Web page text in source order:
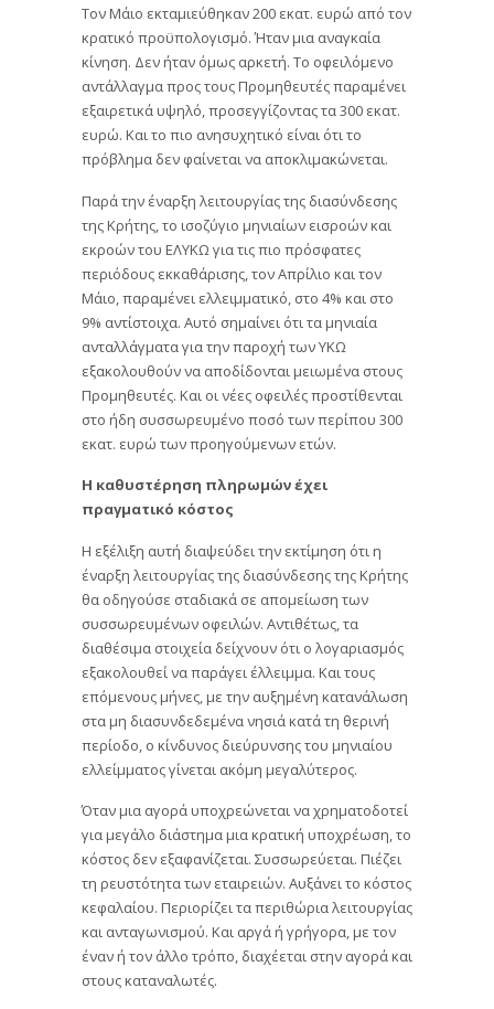
Τον Μάιο εκταμιεύθηκαν 200 εκατ. ευρώ από τον
κρατικό προϋπολογισμό. Ήταν μια αναγκαία
κίνηση. Δεν ήταν όμως αρκετή. Το οφειλόμενο
αντάλλαγμα προς τους Προμηθευτές παραμένει
εξαιρετικά υψηλό, προσεγγίζοντας τα 300 εκατ.
ευρώ. Και το πιο ανησυχητικό είναι ότι το
πρόβλημα δεν φαίνεται να αποκλιμακώνεται.
Παρά την έναρξη λειτουργίας της διασύνδεσης
της Κρήτης, το ισοζύγιο μηνιαίων εισροών και
εκροών του ΕΛΥΚΩ για τις πιο πρόσφατες
περιόδους εκκαθάρισης, τον Απρίλιο και τον
Μάιο, παραμένει ελλειμματικό, στο 4% και στο
9% αντίστοιχα. Αυτό σημαίνει ότι τα μηνιαία
ανταλλάγματα για την παροχή των ΥΚΩ
εξακολουθούν να αποδίδονται μειωμένα στους
Προμηθευτές. Και οι νέες οφειλές προστίθενται
στο ήδη συσσωρευμένο ποσό των περίπου 300
εκατ. ευρώ των προηγούμενων ετών.
Η καθυστέρηση πληρωμών έχει
πραγματικό κόστος
Η εξέλιξη αυτή διαψεύδει την εκτίμηση ότι η
έναρξη λειτουργίας της διασύνδεσης της Κρήτης
θα οδηγούσε σταδιακά σε απομείωση των
συσσωρευμένων οφειλών. Αντιθέτως, τα
διαθέσιμα στοιχεία δείχνουν ότι ο λογαριασμός
εξακολουθεί να παράγει έλλειμμα. Και τους
επόμενους μήνες, με την αυξημένη κατανάλωση
στα μη διασυνδεδεμένα νησιά κατά τη θερινή
περίοδο, ο κίνδυνος διεύρυνσης του μηνιαίου
ελλείμματος γίνεται ακόμη μεγαλύτερος.
Όταν μια αγορά υποχρεώνεται να χρηματοδοτεί
για μεγάλο διάστημα μια κρατική υποχρέωση, το
κόστος δεν εξαφανίζεται. Συσσωρεύεται. Πιέζει
τη ρευστότητα των εταιρειών. Αυξάνει το κόστος
κεφαλαίου. Περιορίζει τα περιθώρια λειτουργίας
και ανταγωνισμού. Και αργά ή γρήγορα, με τον
έναν ή τον άλλο τρόπο, διαχέεται στην αγορά και
στους καταναλωτές.